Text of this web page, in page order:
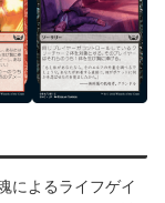
によるライフゲイ